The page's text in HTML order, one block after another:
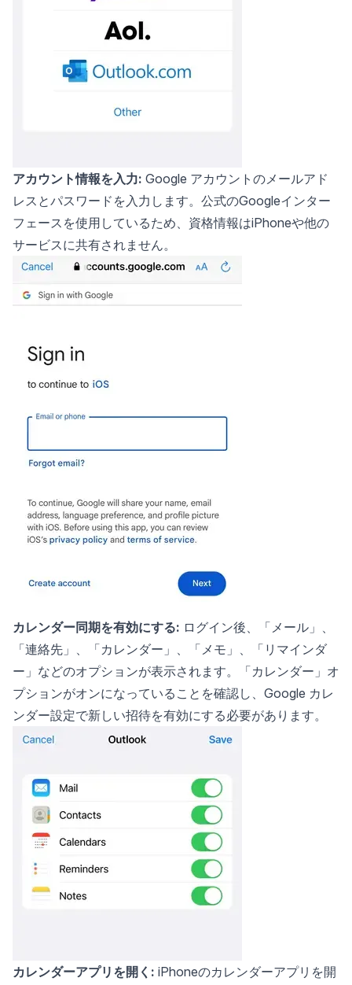
アカウント情報を入力: Google アカウントのメールアド
レスとパスワードを入力します。公式のGoogleインター
フェースを使用しているため、資格情報はiPhoneや他の
サービスに共有されません。
カレンダー同期を有効にする: ログイン後、「メール」、
「連絡先」、「カレンダー」、「メモ」、「リマインダ
ー」などのオプションが表示されます。「カレンダー」オ
プションがオンになっていることを確認し、Google カレ
ンダー設定で新しい招待を有効にする必要があります。
カレンダーアプリを開く: iPhoneのカレンダーアプリを開